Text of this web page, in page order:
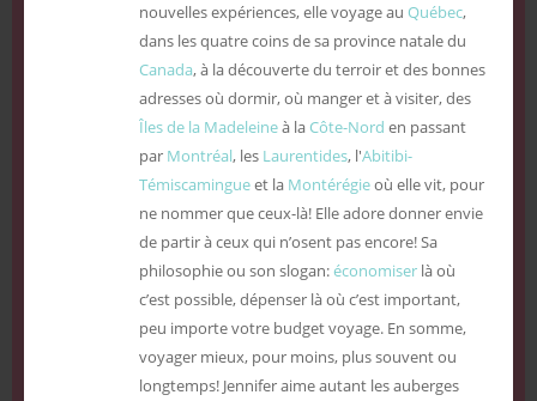
nouvelles expériences, elle voyage au Québec,
dans les quatre coins de sa province natale du
Canada, à la découverte du terroir et des bonnes
adresses où dormir, où manger et à visiter, des
Îles de la Madeleineà laCôte-Nord en passant
par Montréal, les Laurentides, l'Abitibi-
Témiscamingueet la Montérégieoù elle vit, pour
ne nommer que ceux-là! Elle adore donner envie
de partir à ceux qui n’osent pas encore! Sa
philosophie ou son slogan:économiserlà où
c’est possible, dépenser là où c’est important,
peu importe votre budget voyage. En somme,
voyager mieux, pour moins, plus souvent ou
longtemps! Jennifer aime autant les auberges